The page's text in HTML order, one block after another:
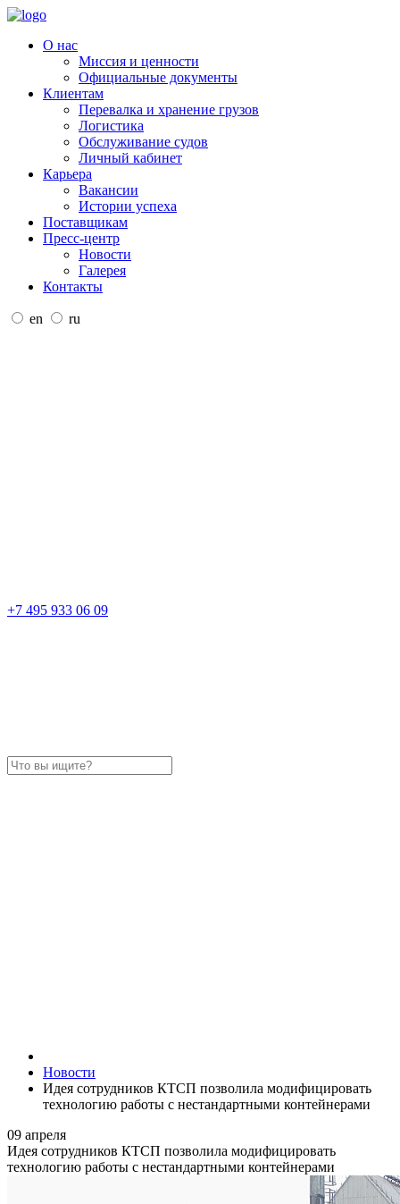
О нас
Миссия и ценности
Официальные документы
Клиентам
Перевалка и хранение грузов
Логистика
Обслуживание судов
Личный кабинет
Карьера
Вакансии
Истории успеха
Поставщикам
Пресс-центр
Новости
Галерея
Контакты
en ru
+7 495 933 06 09
Новости
Идея сотрудников КТСП позволила модифицировать
технологию работы с нестандартными контейнерами
09 апреля
Идея сотрудников КТСП позволила модифицировать
технологию работы с нестандартными контейнерами